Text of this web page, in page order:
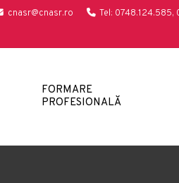
cnasr@cnasr.ro Tel: 0748.124.585,
FORMARE
PROFESIONALĂ